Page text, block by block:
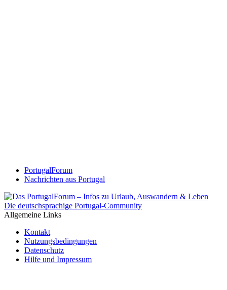
PortugalForum
Nachrichten aus Portugal
Die deutschsprachige Portugal-Community
Allgemeine Links
Kontakt
Nutzungsbedingungen
Datenschutz
Hilfe und Impressum